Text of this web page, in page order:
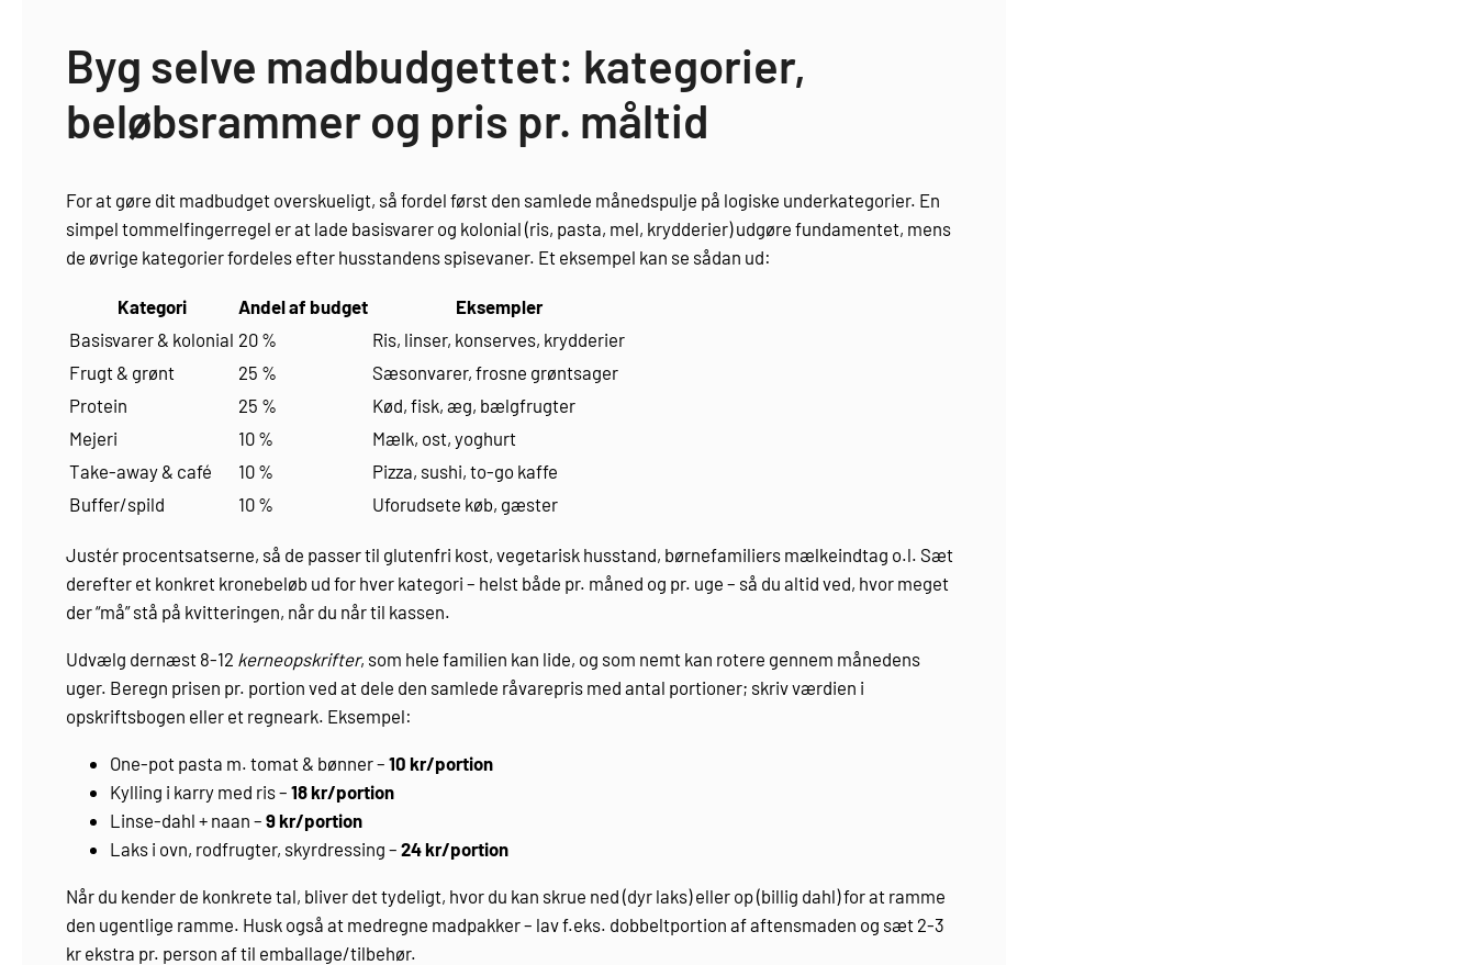
Byg selve madbudgettet: kategorier,
beløbsrammer og pris pr. måltid
For at gøre dit madbudget overskueligt, så fordel først den samlede månedspulje på logiske underkategorier. En
simpel tommelfingerregel er at lade basisvarer og kolonial (ris, pasta, mel, krydderier) udgøre fundamentet, mens
de øvrige kategorier fordeles efter husstandens spisevaner. Et eksempel kan se sådan ud:
Kategori Andel af budget
Eksempler
Basisvarer & kolonial 20 %
Ris, linser, konserves, krydderier
Frugt & grønt
25 %
Sæsonvarer, frosne grøntsager
Protein
25 %
Kød, fisk, æg, bælgfrugter
Mejeri
10 %
Mælk, ost, yoghurt
Take-away & café
10 %
Pizza, sushi, to-go kaffe
Buffer/spild
10 % Uforudsete køb, gæster
Justér procentsatserne, så de passer til glutenfri kost, vegetarisk husstand, børnefamiliers mælkeindtag o.l. Sæt
derefter et konkret kronebeløb ud for hver kategori – helst både pr. måned og pr. uge – så du altid ved, hvor meget
der “må” stå på kvitteringen, når du når til kassen.
Udvælg dernæst 8-12 kerneopskrifter, som hele familien kan lide, og som nemt kan rotere gennem månedens
uger. Beregn prisen pr. portion ved at dele den samlede råvarepris med antal portioner; skriv værdien i
opskriftsbogen eller et regneark. Eksempel:
One-pot pasta m. tomat & bønner – 10 kr/portion
Kylling i karry med ris – 18 kr/portion
Linse-dahl + naan – 9 kr/portion
Laks i ovn, rodfrugter, skyrdressing – 24 kr/portion
Når du kender de konkrete tal, bliver det tydeligt, hvor du kan skrue ned (dyr laks) eller op (billig dahl) for at ramme
den ugentlige ramme. Husk også at medregne madpakker – lav f.eks. dobbeltportion af aftensmaden og sæt 2-3
kr ekstra pr. person af til emballage/tilbehør.